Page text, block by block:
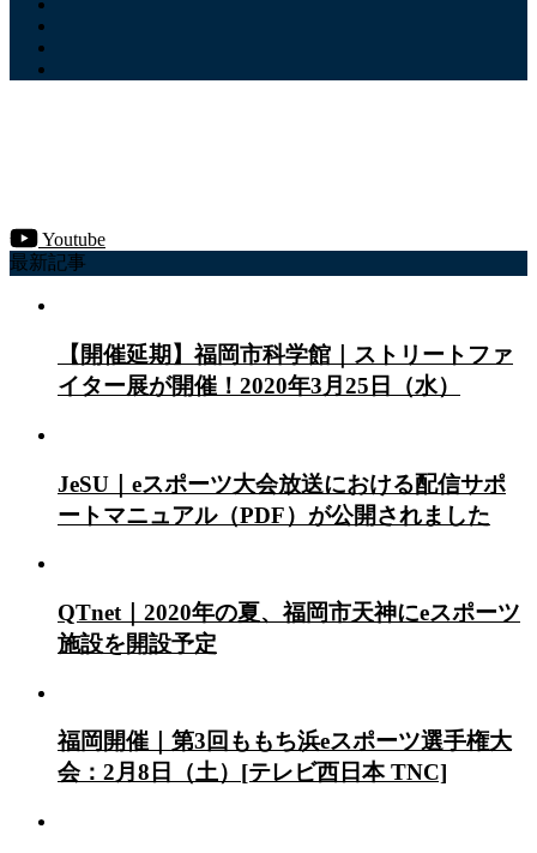
Youtube
最新記事
【開催延期】福岡市科学館｜ストリートファ
イター展が開催！2020年3月25日（水）
JeSU｜eスポーツ大会放送における配信サポ
ートマニュアル（PDF）が公開されました
QTnet｜2020年の夏、福岡市天神にeスポーツ
施設を開設予定
福岡開催｜第3回ももち浜eスポーツ選手権大
会：2月8日（土）[テレビ西日本 TNC]